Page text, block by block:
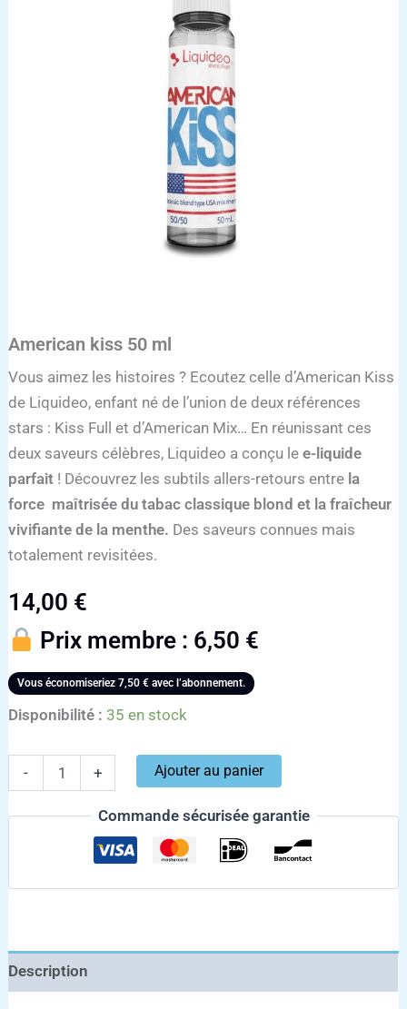
American kiss 50 ml
Vous aimez les histoires ? Ecoutez celle d’American Kiss
de Liquideo, enfant né de l’union de deux références
stars : Kiss Full et d’American Mix… En réunissant ces
deux saveurs célèbres, Liquideo a conçu lee-liquide
parfait ! Découvrez les subtils allers-retours entre la
force maîtrisée du tabac classique blond et la fraîcheur
vivifiante de la menthe. Des saveurs connues mais
totalement revisitées.
14,00 €
Prix membre : 6,50 €
Vous économiseriez7,50€ avec l’abonnement.
Disponibilité : 35 en stock
- + Ajouter au panier
Commande sécurisée garantie
Description